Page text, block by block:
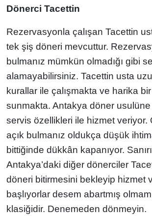
Dönerci Tacettin
Rezervasyonla çalışan Tacettin
tek şiş döneri mevcuttur.
bulmanız mümkün olmadığı gibi
alamayabilirsiniz. Tacettin usta
kurallar ile çalışmakta ve harika
sunmakta. Antakya döner usulüne
servis özellikleri ile hizmet veriyor.
açık bulmanız oldukça düşük
bittiğinde dükkân kapanıyor.
Antakya’daki diğer dönerciler
döneri bitirmesini bekleyip hizmet
başlıyorlar desem abartmış
klasiğidir. Denemeden dönmeyin.